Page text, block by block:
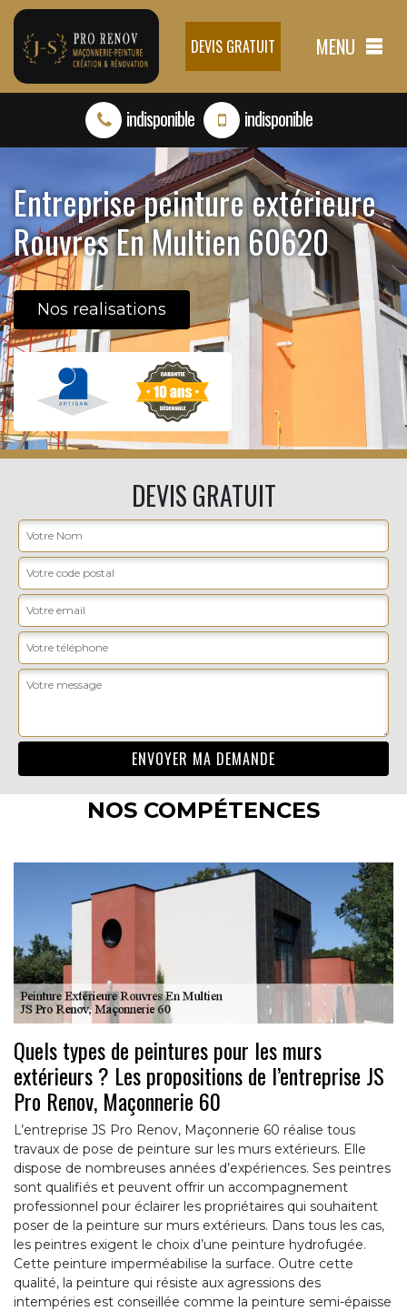
DEVIS GRATUIT MENU
indisponible indisponible
Entreprise peinture extérieure
Rouvres En Multien 60620
Nos realisations
DEVIS GRATUIT
NOS COMPÉTENCES
Quels types de peintures pour les murs
extérieurs ? Les propositions de l’entreprise JS
Pro Renov, Maçonnerie 60
L’entreprise JS Pro Renov, Maçonnerie 60 réalise tous
travaux de pose de peinture sur les murs extérieurs. Elle
dispose de nombreuses années d’expériences. Ses peintres
sont qualifiés et peuvent offrir un accompagnement
professionnel pour éclairer les propriétaires qui souhaitent
poser de la peinture sur murs extérieurs. Dans tous les cas,
les peintres exigent le choix d’une peinture hydrofugée.
Cette peinture imperméabilise la surface. Outre cette
qualité, la peinture qui résiste aux agressions des
intempéries est conseillée comme la peinture semi-épaisse